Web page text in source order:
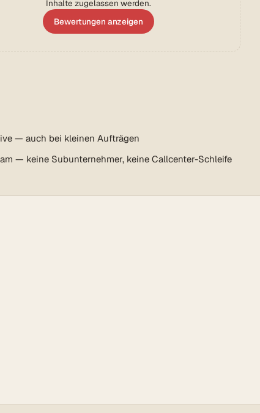
Inhalte zugelassen werden.
Bewertungen anzeigen
— auch bei kleinen Aufträgen
— keine Subunternehmer, keine Callcenter-Schleife